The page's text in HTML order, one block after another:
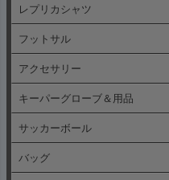
レプリカシャツ
フットサル
アクセサリー
キーパーグローブ＆用品
サッカーボール
バッグ